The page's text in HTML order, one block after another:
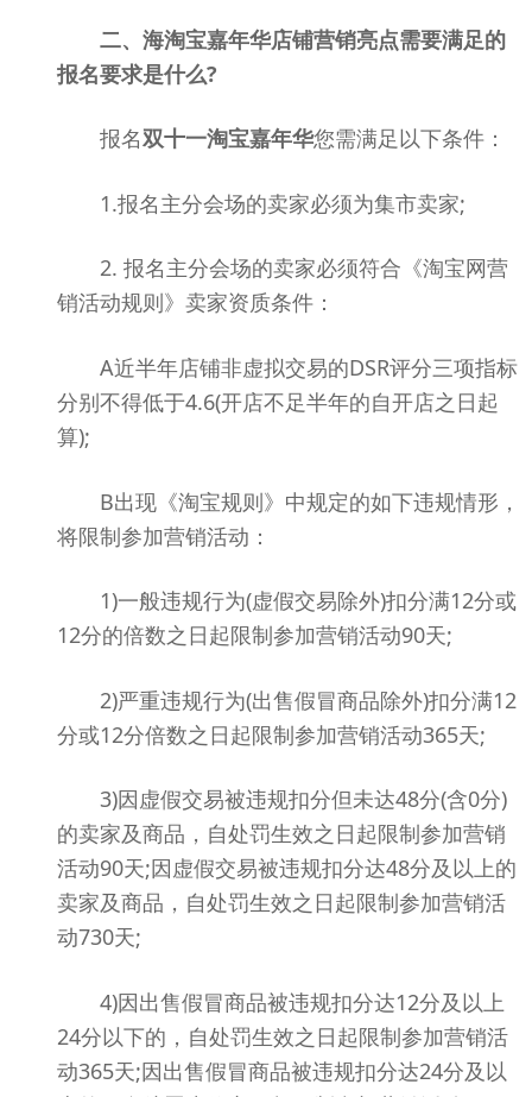
二、海淘宝嘉年华店铺营销亮点需要满足的
报名要求是什么?
报名双十一淘宝嘉年华您需满足以下条件：
1.报名主分会场的卖家必须为集市卖家;
2. 报名主分会场的卖家必须符合《淘宝网营
销活动规则》卖家资质条件：
A近半年店铺非虚拟交易的DSR评分三项指标
分别不得低于4.6(开店不足半年的自开店之日起
算);
B出现《淘宝规则》中规定的如下违规情形，
将限制参加营销活动：
1)一般违规行为(虚假交易除外)扣分满12分或
12分的倍数之日起限制参加营销活动90天;
2)严重违规行为(出售假冒商品除外)扣分满12
分或12分倍数之日起限制参加营销活动365天;
3)因虚假交易被违规扣分但未达48分(含0分)
的卖家及商品，自处罚生效之日起限制参加营销
活动90天;因虚假交易被违规扣分达48分及以上的
卖家及商品，自处罚生效之日起限制参加营销活
动730天;
4)因出售假冒商品被违规扣分达12分及以上
24分以下的，自处罚生效之日起限制参加营销活
动365天;因出售假冒商品被违规扣分达24分及以